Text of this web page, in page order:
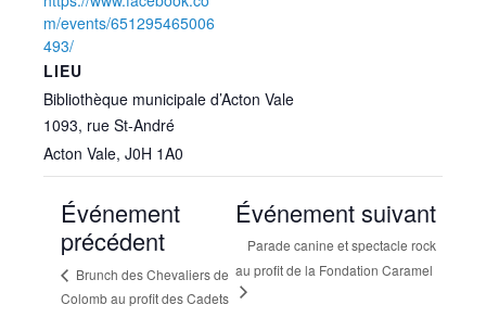
m/events/651295465006
493/
LIEU
Bibliothèque municipale d’Acton Vale
1093, rue St-André
Acton Vale, J0H 1A0
Événement
précédent
Brunch des Chevaliers de
Colomb au profit des Cadets
Événement suivant
Parade canine et spectacle rock
au profit de la Fondation Caramel